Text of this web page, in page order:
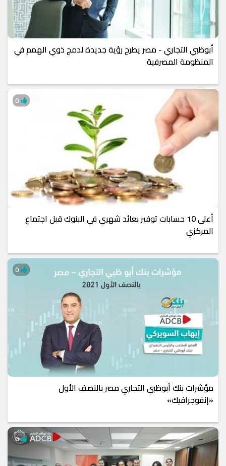
أبوظبي التجاري - مصر يطرح رؤية جديدة لدمج ذوي الهمم في
المنظومة المصرفية
أعلى 10 حسابات توفير بعائد شهري في البنوك قبل اجتماع
المركزي
مؤشرات بنك أبوظبي التجاري مصر بالنصف الأول
«إنفوجرافيك»
0